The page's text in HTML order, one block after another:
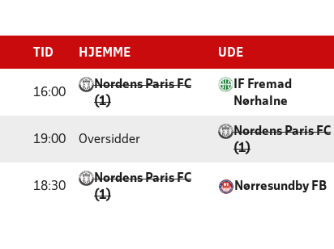
TID HJEMME UDE
16:00
Nordens Paris FC
(1)
IF Fremad
Nørhalne
19:00 Oversidder
Nordens Paris FC
(1)
18:30
Nordens Paris FC
(1)
Nørresundby FB